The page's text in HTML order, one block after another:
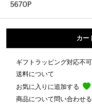
5670P
ギフトラッピング対応不可
送料について
お気に入りに追加する
商品について問い合わせる